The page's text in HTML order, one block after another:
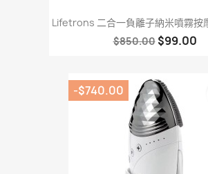
Lifetrons 二合一負離子納米噴霧按
$850.00 $99.00
-$740.00